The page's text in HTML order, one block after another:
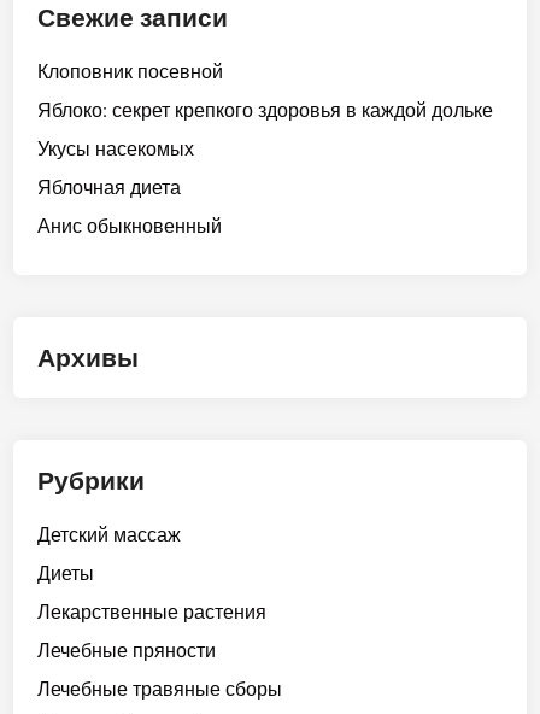
Свежие записи
Клоповник посевной
Яблоко: секрет крепкого здоровья в каждой дольке
Укусы насекомых
Яблочная диета
Анис обыкновенный
Архивы
Рубрики
Детский массаж
Диеты
Лекарственные растения
Лечебные пряности
Лечебные травяные сборы